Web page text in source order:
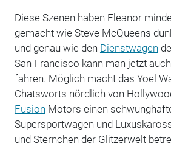
Diese Szenen haben Eleanor
gemacht wie Steve McQueens
und genau wie den Dienstwagen
San Francisco kann man jetzt
fahren. Möglich macht das Yoel
Chatsworts nördlich von
Fusion Motors einen
Supersportwagen und
und Sternchen der Glitzerwelt